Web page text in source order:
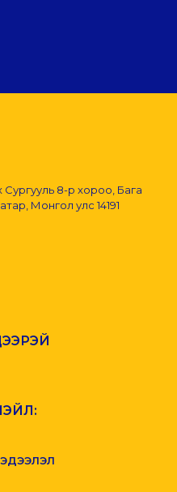
8-р хороо, Бага
Монгол улс 14191